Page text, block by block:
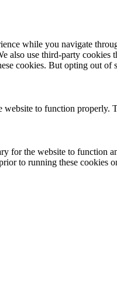
while you navigate
also use third-party
cookies. But opting out
website to function
for the website to function
to running these cookies